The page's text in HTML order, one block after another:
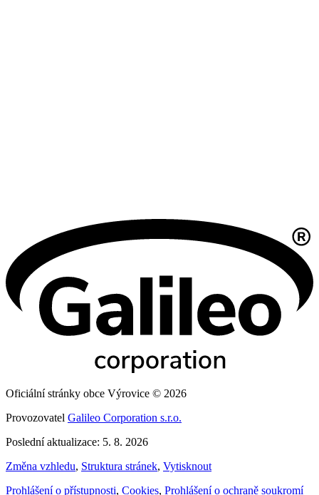
Oficiální stránky obce Výrovice © 2026
Provozovatel Galileo Corporation s.r.o.
Poslední aktualizace: 5. 8. 2026
Změna vzhledu, Struktura stránek, Vytisknout
Prohlášení o přístupnosti, Cookies, Prohlášení o ochraně soukromí